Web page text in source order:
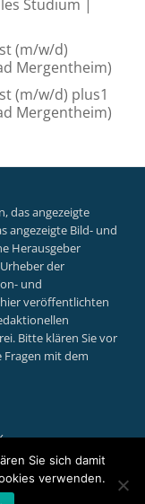
Studium |
(m/w/d)
Mergentheim)
(m/w/d) plus1
Mergentheim)
das angezeigte
angezeigte Bild- und
Herausgeber
der
und
veröffentlichten
Bitte klären Sie vor
mit dem
Sie sich damit
verwenden.